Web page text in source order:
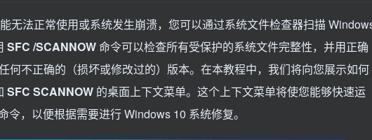
无法正常使用或系统发生崩溃，您可以通过系统文件检查器扫描
SFC /SCANNOW命令可以检查所有受保护的系统文件完整性，并用正确
何不正确的（损坏或修改过的）版本。在本教程中，我们将向您展示如何
SFC SCANNOW 的桌面上下文菜单。这个上下文菜单将使您能够快速运
令，以便根据需要进行 Windows 10 系统修复。